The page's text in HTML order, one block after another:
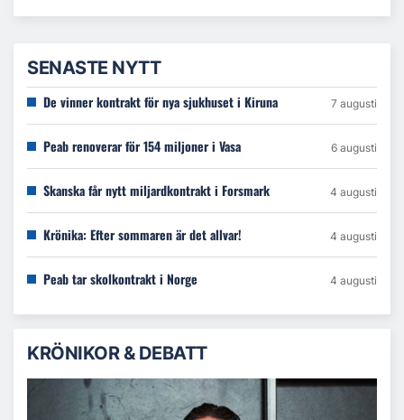
SENASTE NYTT
De vinner kontrakt för nya sjukhuset i Kiruna 7 augusti
Peab renoverar för 154 miljoner i Vasa 6 augusti
Skanska får nytt miljardkontrakt i Forsmark 4 augusti
Krönika: Efter sommaren är det allvar! 4 augusti
Peab tar skolkontrakt i Norge 4 augusti
KRÖNIKOR & DEBATT